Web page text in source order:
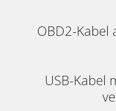
OBD2-Kabel
USB-Kabel